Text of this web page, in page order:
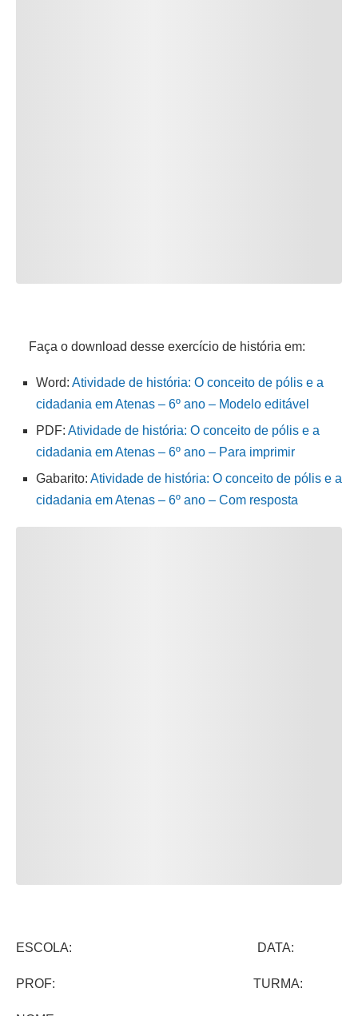
Faça o download desse exercício de história em:
Word: Atividade de história: O conceito de pólis e a
cidadania em Atenas – 6º ano – Modelo editável
PDF: Atividade de história: O conceito de pólis e a
cidadania em Atenas – 6º ano – Para imprimir
Gabarito: Atividade de história: O conceito de pólis e a
cidadania em Atenas – 6º ano – Com resposta
ESCOLA: DATA:
PROF: TURMA: